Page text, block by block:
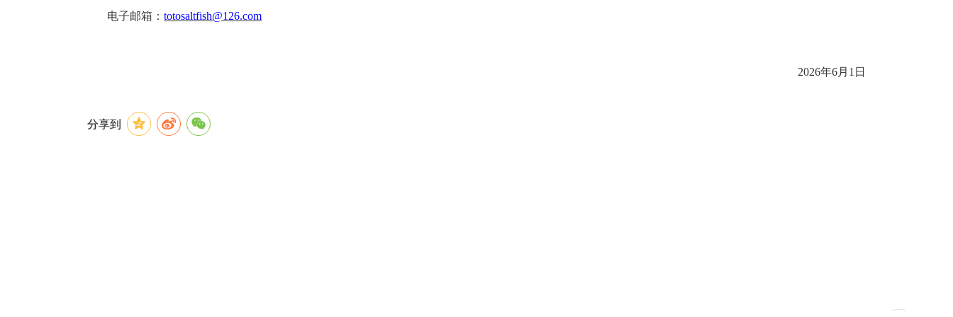
电子邮箱：totosaltfish@126.com
2026年6月1日
分享到